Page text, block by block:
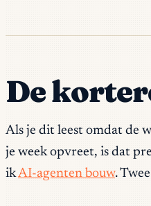
De
Als je dit leest omdat de
je week opvreet, is dat
ikAI-agenten bouw.